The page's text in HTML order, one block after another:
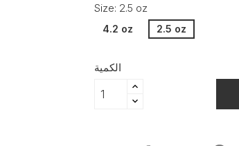
Size: 2.5 oz
4.2 oz 2.5 oz
الكمية